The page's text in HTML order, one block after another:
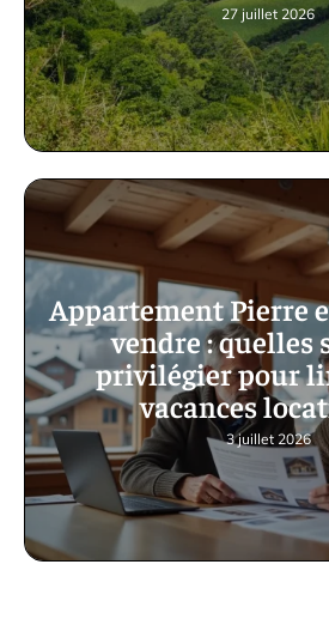
27 juillet 2026
Appartement Pierre
vendre : quelles
privilégier pour
vacances
3 juillet 2026